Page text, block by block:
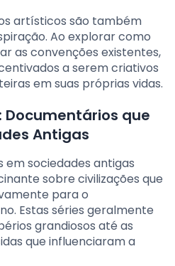
artísticos são também
Ao explorar como
as convenções existentes,
a serem criativos
em suas próprias vidas.
Documentários que
Antigas
sociedades antigas
sobre civilizações que
para o
Estas séries geralmente
grandiosos até as
que influenciaram a